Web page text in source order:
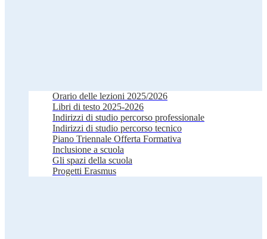
Orario delle lezioni 2025/2026
Libri di testo 2025-2026
Indirizzi di studio percorso professionale
Indirizzi di studio percorso tecnico
Piano Triennale Offerta Formativa
Inclusione a scuola
Gli spazi della scuola
Progetti Erasmus